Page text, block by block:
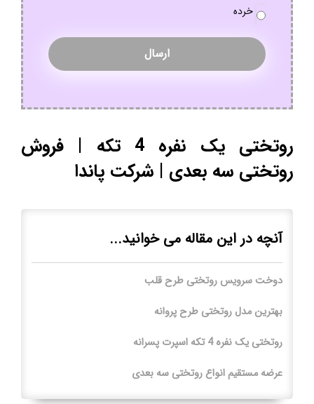
خرده
روتختی یک نفره 4 تکه | فروش
روتختی سه بعدی | شرکت پاندا
آنچه در این مقاله می خوانید...
دوخت سرویس روتختی طرح قلب
بهترین مدل روتختی طرح پروانه
روتختی یک نفره 4 تکه اسپرت پسرانه
عرضه مستقیم انواع روتختی سه بعدی